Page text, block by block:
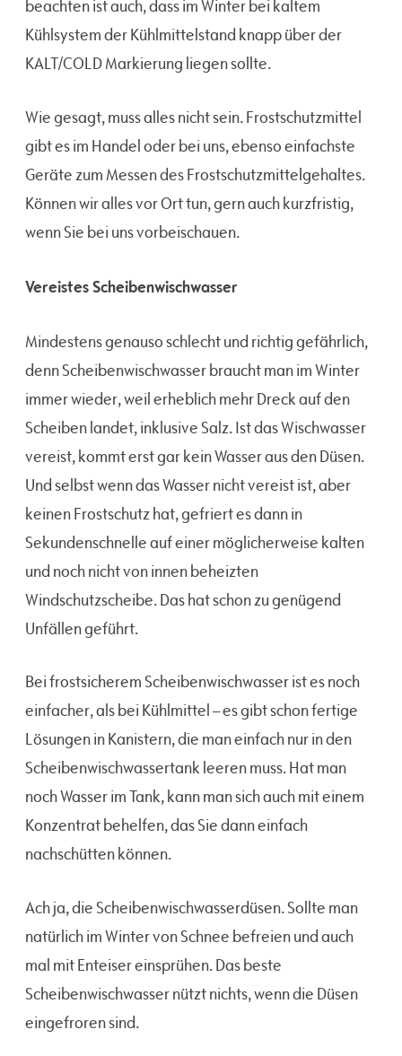
beachten ist auch, dass im Winter bei kaltem
Kühlsystem der Kühlmittelstand knapp über der
KALT/COLD Markierung liegen sollte.
Wie gesagt, muss alles nicht sein. Frostschutzmittel
gibt es im Handel oder bei uns, ebenso einfachste
Geräte zum Messen des Frostschutzmittelgehaltes.
Können wir alles vor Ort tun, gern auch kurzfristig,
wenn Sie bei uns vorbeischauen.
Vereistes Scheibenwischwasser
Mindestens genauso schlecht und richtig gefährlich,
denn Scheibenwischwasser braucht man im Winter
immer wieder, weil erheblich mehr Dreck auf den
Scheiben landet, inklusive Salz. Ist das Wischwasser
vereist, kommt erst gar kein Wasser aus den Düsen.
Und selbst wenn das Wasser nicht vereist ist, aber
keinen Frostschutz hat, gefriert es dann in
Sekundenschnelle auf einer möglicherweise kalten
und noch nicht von innen beheizten
Windschutzscheibe. Das hat schon zu genügend
Unfällen geführt.
Bei frostsicherem Scheibenwischwasser ist es noch
einfacher, als bei Kühlmittel – es gibt schon fertige
Lösungen in Kanistern, die man einfach nur in den
Scheibenwischwassertank leeren muss. Hat man
noch Wasser im Tank, kann man sich auch mit einem
Konzentrat behelfen, das Sie dann einfach
nachschütten können.
Ach ja, die Scheibenwischwasserdüsen. Sollte man
natürlich im Winter von Schnee befreien und auch
mal mit Enteiser einsprühen. Das beste
Scheibenwischwasser nützt nichts, wenn die Düsen
eingefroren sind.